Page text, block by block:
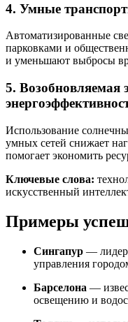
4. Умные
Автоматизированные
парковками и
и уменьшают выбросы
5. Возобновляемая
Использование
умных сетей снижает
помогает экономить
Ключевые слова:
искусственный
Примеры
Сингапур — лидер
управления
Барселона —
освещению и